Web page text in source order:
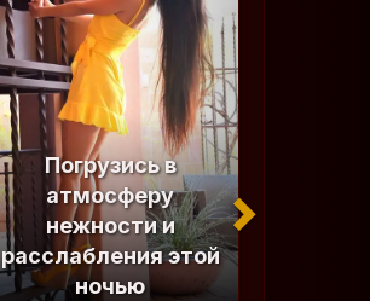
Погрузись в
атмосферу
нежности и
расслабления этой
ночью